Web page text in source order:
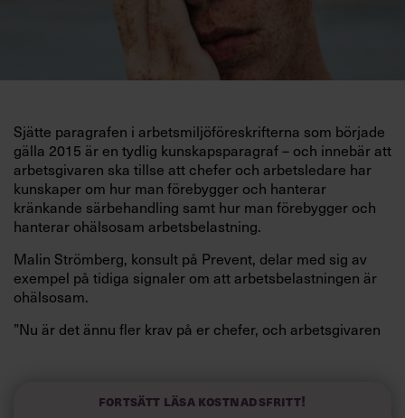
Sjätte paragrafen i arbetsmiljöföreskrifterna som började
gälla 2015 är en tydlig kunskapsparagraf – och innebär att
arbetsgivaren ska tillse att chefer och arbetsledare har
kunskaper om hur man förebygger och hanterar
kränkande särbehandling samt hur man förebygger och
hanterar ohälsosam arbetsbelastning.
Malin Strömberg, konsult på Prevent, delar med sig av
exempel på tidiga signaler om att arbetsbelastningen är
ohälsosam.
”Nu är det ännu fler krav på er chefer, och arbetsgivaren
Hur ska man då fånga upp en ohälsosam
Fortsätt läsa kostnadsfritt!